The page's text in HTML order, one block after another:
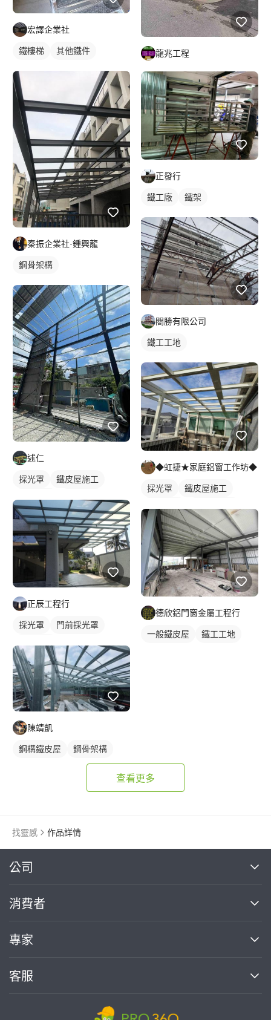
宏譯企業社
鐵樓梯 其他鐵件
秦振企業社-鍾興龍
鋼骨架構
述仁
採光罩
鐵皮屋施工
鋼構鐵皮屋
鋼骨架構
正辰工程行
採光罩
門前採光罩
陳靖凱
鋼構鐵皮屋 鋼骨架構
龍兆工程
正發行
鐵工廠 鐵架
閤勝有限公司
鐵工工地
◆虹捷★家庭鋁窗工作坊◆
採光罩
鐵皮屋施工
德欣鋁門窗金屬工程行
一般鐵皮屋 鐵工工地
查看更多
找靈感 作品詳情
公司
關於我們
部落格
加入我們
消費者
買服務
熱門服務
專家
案件中心
客服
繼續完成